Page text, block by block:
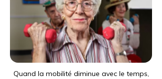
Quand la mobilité diminue avec le temps,